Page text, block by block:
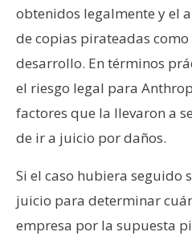
obtenidos legalmente y el
de copias pirateadas
desarrollo. En términos
el riesgo legal para
factores que la llevaron a
de ir a juicio por daños.
Si el caso hubiera seguido
juicio para determinar
empresa por la supuesta